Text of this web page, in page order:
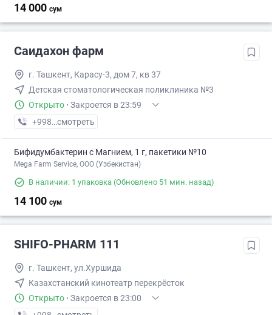
14 000 сум
Саидахон фарм
г. Ташкент, Карасу-3, дом 7, кв 37
Детская стоматологическая поликлиника №3
Открыто · Закроется в 23:59
+998 (77) XXX-XX-XX
смотреть
Бифидумбактерин с Магнием, 1 г, пакетики №10
Mega Farm Service, ООО (Узбекистан)
В наличии: 1 упаковка (Обновлено 51 мин. назад)
14 100 сум
SHIFO-PHARM 111
г. Ташкент, ул.Хуршида
Казахстанский кинотеатр перекрёсток
Открыто · Закроется в 23:00